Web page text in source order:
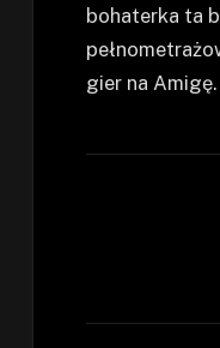
bohaterka ta
gier na